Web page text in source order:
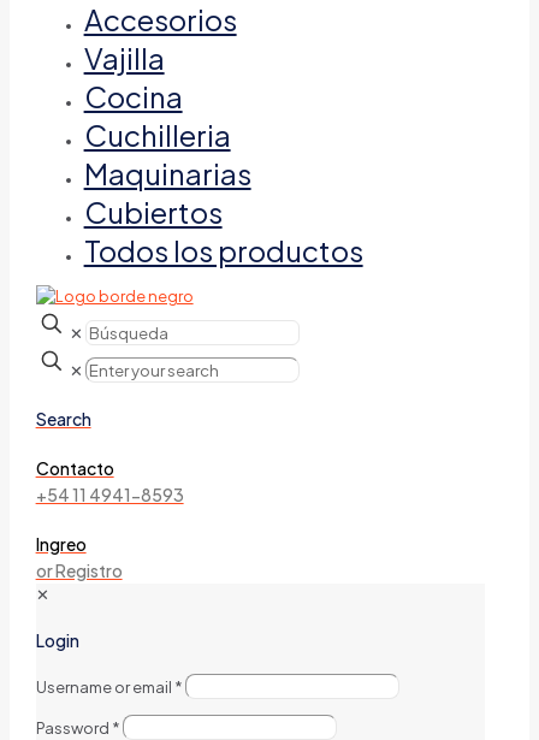
Accesorios
Vajilla
Cocina
Cuchilleria
Maquinarias
Cubiertos
Todos los productos
✕
✕
Search
Contacto
+54 11 4941-8593
Ingreo
or Registro
✕
Login
Username or email *
Password *